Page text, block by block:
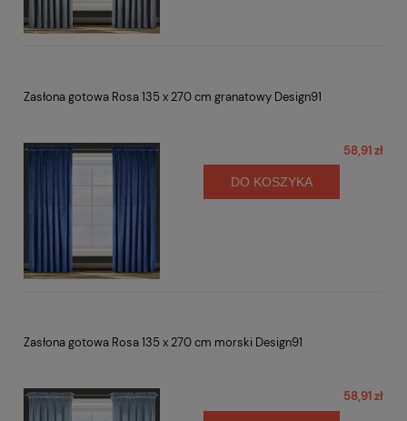
Zasłona gotowa Rosa 135 x 270 cm granatowy Design91
58,91 zł
DO KOSZYKA
Zasłona gotowa Rosa 135 x 270 cm morski Design91
58,91 zł